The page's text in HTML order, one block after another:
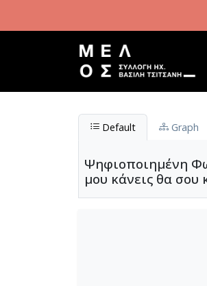
Default Graph
Ψηφιοποιημένη
μου κάνεις θα